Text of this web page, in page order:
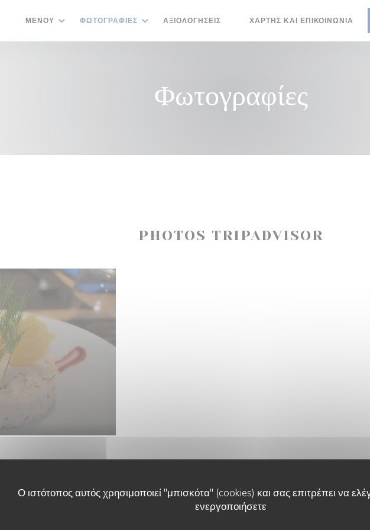
Ο ιστότοπος αυτός χρησιμοποιεί "μπισκότα" (cookies) και σας επιτρέπει να
ενεργοποιήσετε
ΜΕΝΟΎ ΦΩΤΟΓΡΑΦΊΕΣ ΑΞΙΟΛΟΓΉΣΕΙΣ ΧΆΡΤΗΣ ΚΑΙ ΕΠΙΚΟΙΝΩΝΊΑ
Φωτογραφίες
PHOTOS TRIPADVISOR